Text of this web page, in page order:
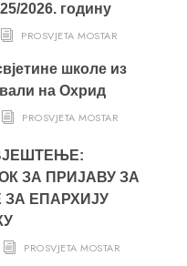
2026. годину
PROSVJETA MOSTAR
школе из
на Охрид
PROSVJETA MOSTAR
ЗА ПРИЈАВУ ЗА
ЕПАРХИЈУ
PROSVJETA MOSTAR